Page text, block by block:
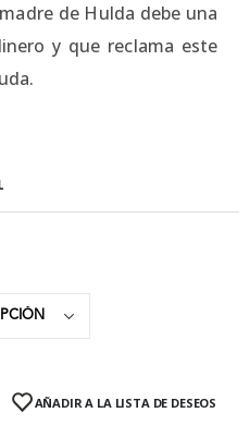
de Hulda debe una
y que reclama este
AÑADIR A LA LISTA DE DESEOS